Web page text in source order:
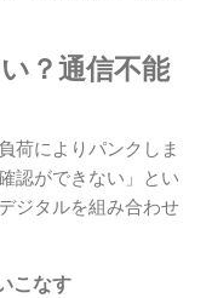
？通信不能
荷によりパンクしま
認ができない」とい
ジタルを組み合わせ
こなす